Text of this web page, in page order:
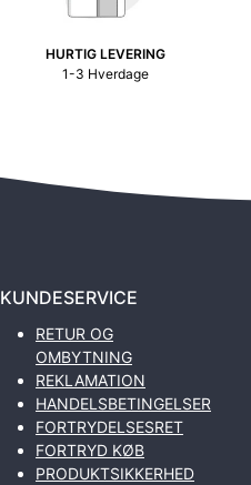
HURTIG LEVERING
1-3 Hverdage
KUNDESERVICE
RETUR OG
OMBYTNING
REKLAMATION
HANDELSBETINGELSER
FORTRYDELSESRET
FORTRYD KØB
PRODUKTSIKKERHED